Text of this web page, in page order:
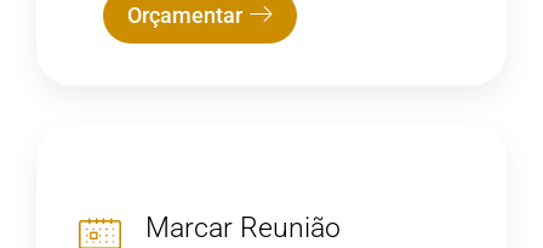
Orçamentar
Marcar Reunião